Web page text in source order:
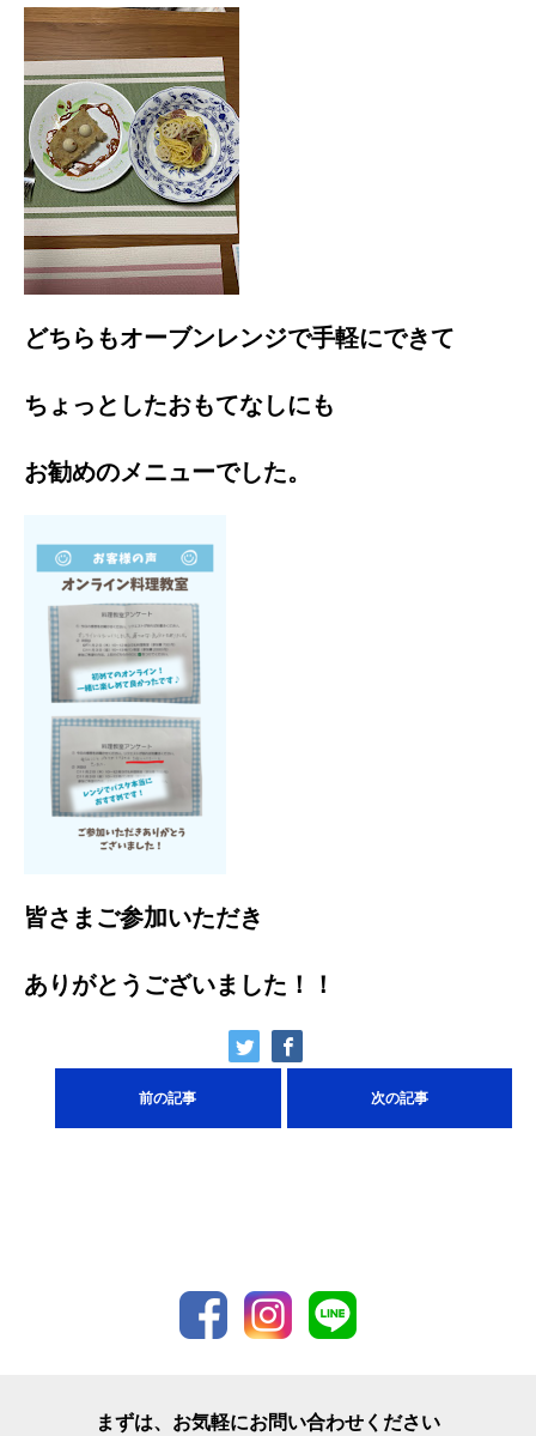
どちらもオーブンレンジで手軽にできて
ちょっとしたおもてなしにも
お勧めのメニューでした。
皆さまご参加いただき
ありがとうございました！！
前の記事 次の記事
まずは、お気軽にお問い合わせください